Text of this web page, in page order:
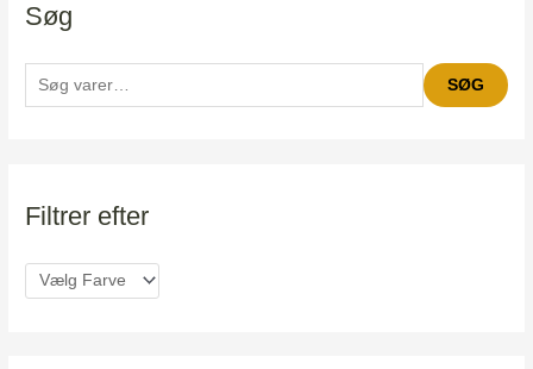
Søg
ø
f
r
SØG
Filtrer efter